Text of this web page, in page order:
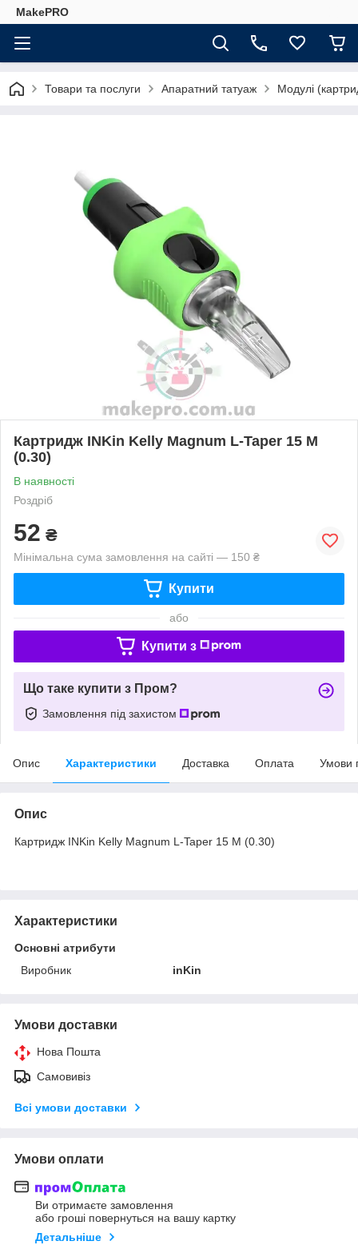
MakePRO
Товари та послуги Апаратний татуаж Модулі
Картридж INKin Kelly Magnum L-Taper 15 M
(0.30)
В наявності
Роздріб
52 ₴
Мінімальна сума замовлення на сайті — 150 ₴
Купити
або
Купити з
Що таке купити з Пром?
Замовлення під захистом
Опис Характеристики Доставка Оплата Умови
Опис
Картридж INKin Kelly Magnum L-Taper 15 M (0.30)
Характеристики
Основні атрибути
Виробник
inKin
Умови доставки
Нова Пошта
Самовивіз
Всі умови доставки
Умови оплати
Ви отримаєте замовлення
або гроші повернуться на вашу картку
Детальніше